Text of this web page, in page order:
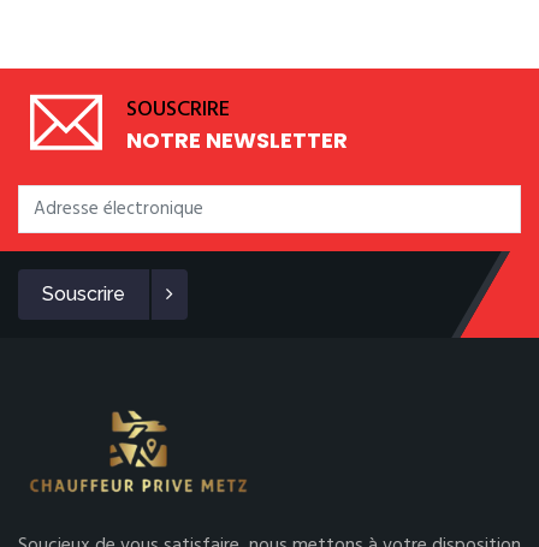
SOUSCRIRE
NOTRE NEWSLETTER
Souscrire